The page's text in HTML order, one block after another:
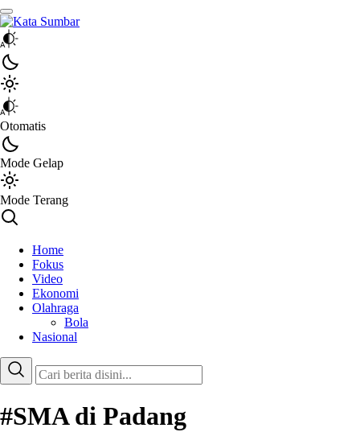
Kata Sumbar
Berita Sumbar Hari Ini
Otomatis
Mode Gelap
Mode Terang
Home
Fokus
Video
Ekonomi
Olahraga
Bola
Nasional
#SMA di Padang